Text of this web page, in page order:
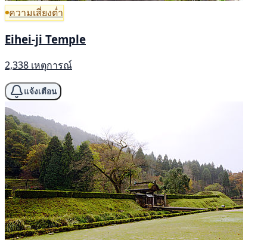
ความเสี่ยงต่ำ
Eihei-ji Temple
2,338 เหตุการณ์
แจ้งเตือน